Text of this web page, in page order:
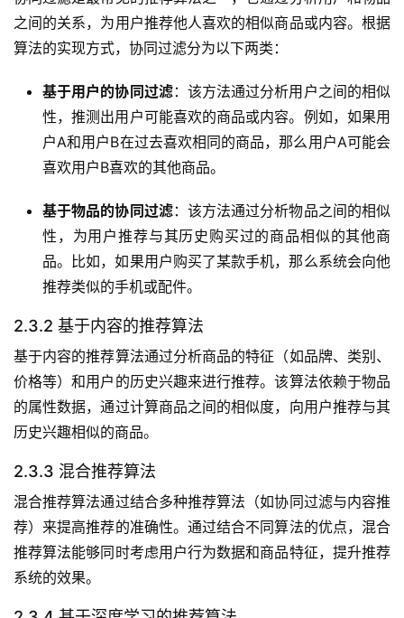
之间的关系，为用户推荐他人喜欢的相似商品或内容。根据
算法的实现方式，协同过滤分为以下两类：
基于用户的协同过滤：该方法通过分析用户之间的相似
性，推测出用户可能喜欢的商品或内容。例如，如果用
户A和用户B在过去喜欢相同的商品，那么用户A可能会
喜欢用户B喜欢的其他商品。
基于物品的协同过滤：该方法通过分析物品之间的相似
性，为用户推荐与其历史购买过的商品相似的其他商
品。比如，如果用户购买了某款手机，那么系统会向他
推荐类似的手机或配件。
2.3.2 基于内容的推荐算法
基于内容的推荐算法通过分析商品的特征（如品牌、类别、
价格等）和用户的历史兴趣来进行推荐。该算法依赖于物品
的属性数据，通过计算商品之间的相似度，向用户推荐与其
历史兴趣相似的商品。
2.3.3 混合推荐算法
混合推荐算法通过结合多种推荐算法（如协同过滤与内容推
荐）来提高推荐的准确性。通过结合不同算法的优点，混合
推荐算法能够同时考虑用户行为数据和商品特征，提升推荐
系统的效果。